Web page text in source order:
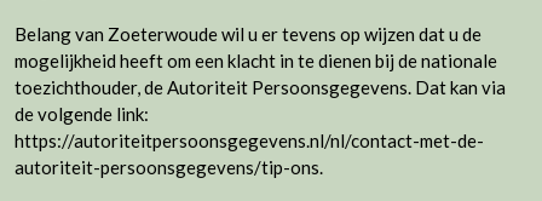
Belang van Zoeterwoude wil u er tevens op wijzen dat u de
mogelijkheid heeft om een klacht in te dienen bij de nationale
toezichthouder, de Autoriteit Persoonsgegevens. Dat kan via
de volgende link:
https://autoriteitpersoonsgegevens.nl/nl/contact-met-de-
autoriteit-persoonsgegevens/tip-ons.